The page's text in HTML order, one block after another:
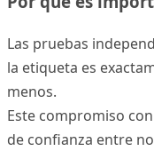
Las pruebas
la etiqueta es
menos.
Este compromiso
de confianza entre